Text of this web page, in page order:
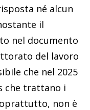
né alcun
il
nel documento
del lavoro
che nel 2025
che trattano i
non è